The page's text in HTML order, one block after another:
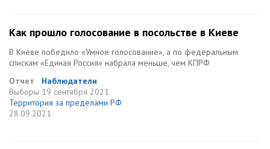
Как прошло голосование в посольстве в Киеве
В Киеве победило «Умное голосование», а по федеральным
спискам «Единая Россия» набрала меньше, чем КПРФ
Отчет
Наблюдатели
Выборы 19 сентября 2021
Территория за пределами РФ
28.09.2021